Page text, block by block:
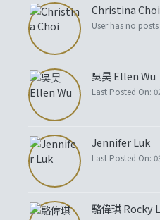
Christina Choi
User has no posts
吳昊 Ellen Wu
Last Posted On:
Jennifer Luk
Last Posted On:
駱偉琪 Rocky